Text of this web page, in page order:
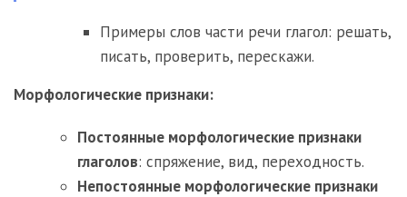
Примеры слов части речи глагол: решать,
писать, проверить, перескажи.
Морфологические признаки:
Постоянные морфологические признаки
глаголов: спряжение, вид, переходность.
Непостоянные морфологические признаки